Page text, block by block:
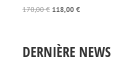
170,00€ Le
était :
170,00 €.
118,00 €Le
118,00 €.
DERNIÈRE NEWS